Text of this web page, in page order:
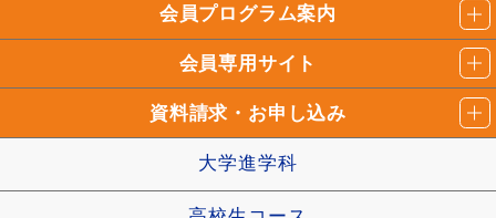
会員プログラム案内
会員専用サイト
資料請求・お申し込み
大学進学科